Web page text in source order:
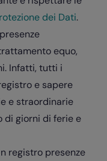
dei Dati.
equo,
Infatti, tutti i
e sapere
e straordinarie
di giorni di ferie e
registro presenze